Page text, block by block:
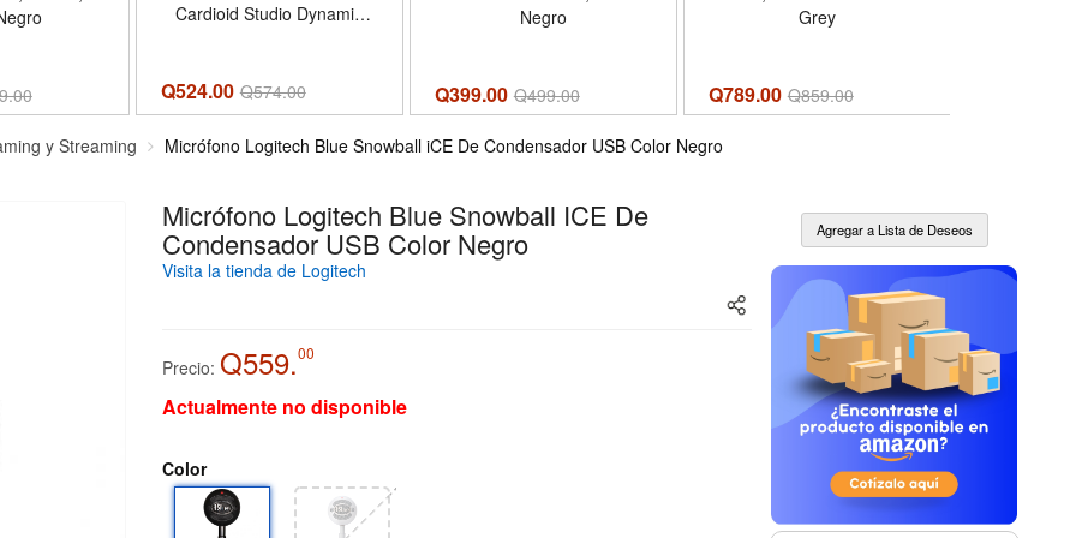
Cardioid Studio Dynamic
Mixer, Sound Card for Vocal
Recording, Streaming,
Voiceover, Music, Content
Creation - Set name PD100
Q524.00 Q574.00
Negro
Q399.00 Q499.00
Grey
Q789.00 Q859.00
y Streaming Micrófono Logitech Blue Snowball iCE De Condensador USB Color Negro
Micrófono Logitech Blue Snowball ICE De
Condensador USB Color Negro
Visita la tienda de Logitech
Precio: Q559.00
Actualmente no disponible
Color